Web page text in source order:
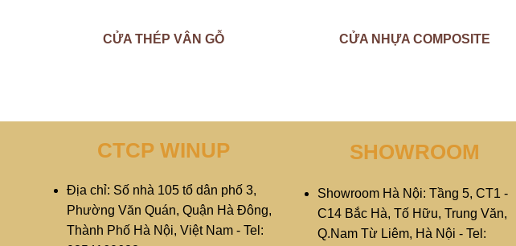
CỬA THÉP VÂN GỖ CỬA NHỰA COMPOSITE
CTCP WINUP
Địa chỉ: Số nhà 105 tổ dân phố 3,
Phường Văn Quán, Quận Hà Đông,
Thành Phố Hà Nội, Việt Nam - Tel:
SHOWROOM
Showroom Hà Nội: Tầng 5, CT1 -
C14 Bắc Hà, Tố Hữu, Trung Văn,
Q.Nam Từ Liêm, Hà Nội - Tel: